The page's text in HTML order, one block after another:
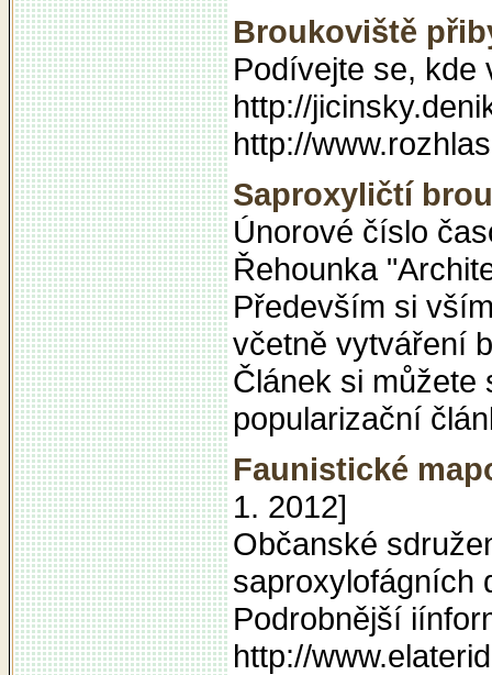
Broukoviště
Podívejte se, kde
http://
http://
Saproxyličtí
Únorové číslo
Řehounka
Především si
včetně vytváření
Článek si můžete
popularizační
Faunistické
1. 2012]
Občanské
saproxylofágních
Podrobnější
http://